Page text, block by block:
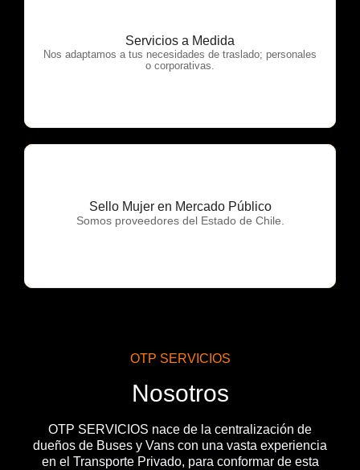
Servicios a Medida
Nos adaptamos a tus necesidades de traslado; personales
o corporativas.
OTP Servicios
Sello Mujer en Mercado Público
Somos proveedores del Estado de Chile.
OTP Servicios
OTP SERVICIOS
Nosotros
OTP SERVICIOS nace de la centralización de
dueños de Buses y Vans con una vasta experiencia
en el Transporte Privado, para conformar de esta